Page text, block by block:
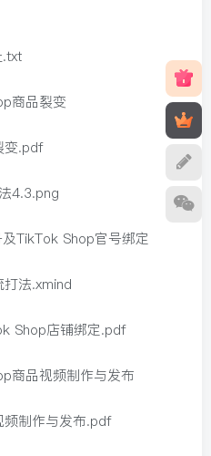
商品裂变
变.pdf
4.3.png
TikTok Shop官号绑定
法.xmind
Shop店铺绑定.pdf
商品视频制作与发布
制作与发布.pdf